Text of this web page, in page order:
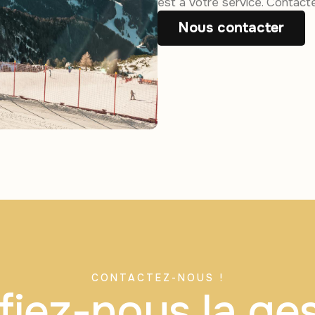
Nous contacter
CONTACTEZ-NOUS !